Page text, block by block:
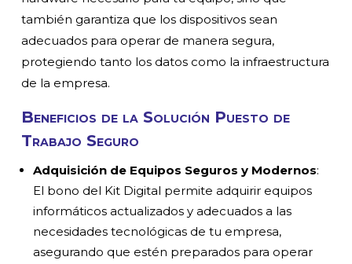
también garantiza que los dispositivos sean
adecuados para operar de manera segura,
protegiendo tanto los datos como la infraestructura
de la empresa.
Beneficios de la Solución Puesto de
Trabajo Seguro
Adquisición de Equipos Seguros y Modernos:
El bono del Kit Digital permite adquirir equipos
informáticos actualizados y adecuados a las
necesidades tecnológicas de tu empresa,
asegurando que estén preparados para operar